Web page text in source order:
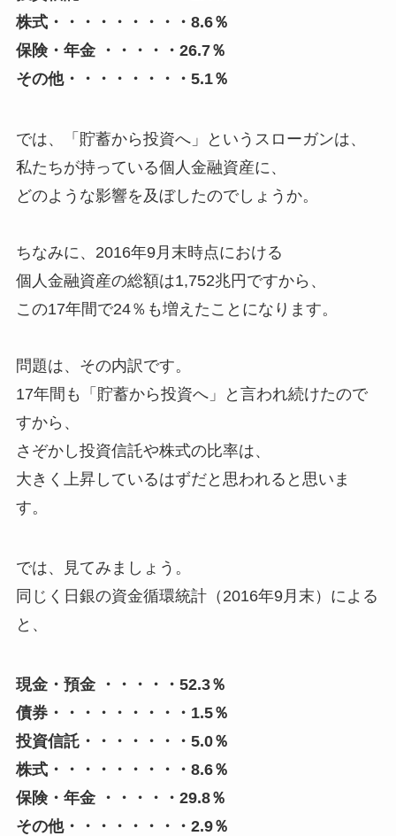
株式・・・・・・・・・8.6％
保険・年金 ・・・・・26.7％
その他・・・・・・・・5.1％
では、「貯蓄から投資へ」というスローガンは、
私たちが持っている個人金融資産に、
どのような影響を及ぼしたのでしょうか。
ちなみに、2016年9月末時点における
個人金融資産の総額は1,752兆円ですから、
この17年間で24％も増えたことになります。
問題は、その内訳です。
17年間も「貯蓄から投資へ」と言われ続けたので
すから、
さぞかし投資信託や株式の比率は、
大きく上昇しているはずだと思われると思いま
す。
では、見てみましょう。
同じく日銀の資金循環統計（2016年9月末）による
と、
現金・預金 ・・・・・52.3％
債券・・・・・・・・・1.5％
投資信託・・・・・・・5.0％
株式・・・・・・・・・8.6％
保険・年金 ・・・・・29.8％
その他・・・・・・・・2.9％